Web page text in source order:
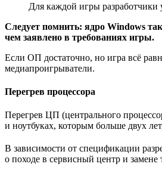
Для каждой игры
Следует помнить: ядро Windows
чем заявлено в требованиях игры.
Если ОП достаточно, но игра всё
медиапроигрыватели.
Перегрев процессора
Перегрев ЦП (центрального
и ноутбуках, которым больше двух
В зависимости от спецификации
о походе в сервисный центр и замене